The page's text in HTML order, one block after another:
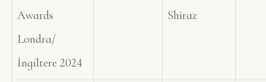
Awards
Londra/
İngiltere 2024
Shiraz